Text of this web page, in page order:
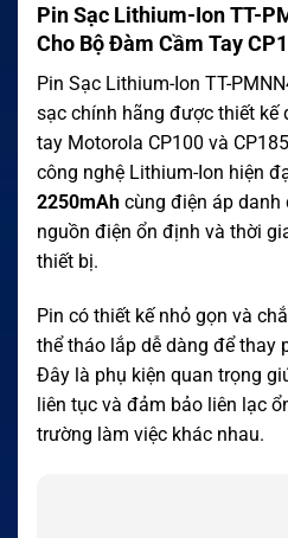
Pin Sạc Lithium-Ion TT-
Cho Bộ Đàm Cầm Tay
Pin Sạc Lithium-Ion TT-
sạc chính hãng được thiết kế
tay Motorola CP100 và
công nghệ Lithium-Ion hiện
2250mAh cùng điện áp danh
nguồn điện ổn định và thời
thiết bị.
Pin có thiết kế nhỏ gọn và
thể tháo lắp dễ dàng để thay
Đây là phụ kiện quan trọng
liên tục và đảm bảo liên lạc
trường làm việc khác nhau.